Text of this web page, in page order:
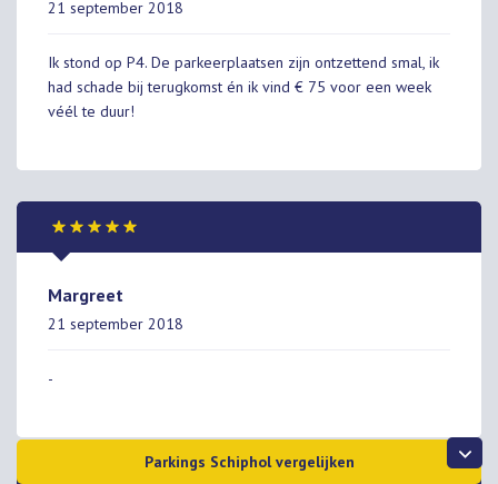
Parkings Schiphol vergelijken
21 september 2018
Ik stond op P4. De parkeerplaatsen zijn ontzettend smal, ik
had schade bij terugkomst én ik vind € 75 voor een week
véél te duur!
Margreet
21 september 2018
-